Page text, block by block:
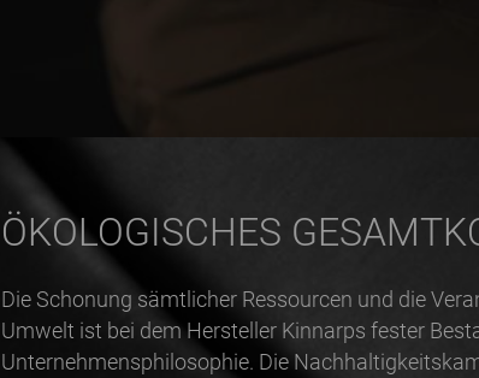
ÖKOLOGISCHES
Die Schonung sämtlicher Ressourcen und die
Umwelt ist bei dem Hersteller Kinnarps fester
Unternehmensphilosophie. Die